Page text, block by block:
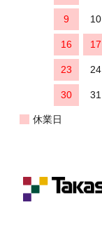
9 10
16 17
23 24
30 31
休業日